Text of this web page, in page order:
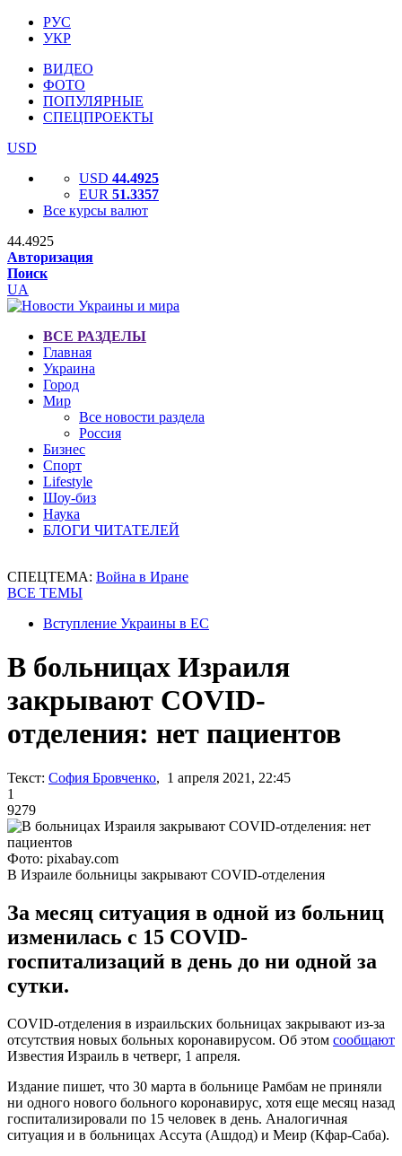
РУС
УКР
ВИДЕО
ФОТО
ПОПУЛЯРНЫЕ
СПЕЦПРОЕКТЫ
USD
USD 44.4925
EUR 51.3357
Все курсы валют
44.4925
Авторизация
Поиск
UA
ВСЕ РАЗДЕЛЫ
Главная
Украина
Город
Мир
Все новости раздела
Россия
Бизнес
Спорт
Lifestyle
Шоу-биз
Наука
БЛОГИ ЧИТАТЕЛЕЙ
СПЕЦТЕМА: Война в Иране
ВСЕ ТЕМЫ
Вступление Украины в ЕС
В больницах Израиля
закрывают COVID-
отделения: нет пациентов
Текст: София Бровченко, 1 апреля 2021, 22:45
1
9279
Фото: pixabay.com
В Израиле больницы закрывают COVID-отделения
За месяц ситуация в одной из больниц
изменилась с 15 COVID-
госпитализаций в день до ни одной за
сутки.
COVID-отделения в израильских больницах закрывают из-за
отсутствия новых больных коронавирусом. Об этом сообщают
Известия Израиль в четверг, 1 апреля.
Издание пишет, что 30 марта в больнице Рамбам не приняли
ни одного нового больного коронавирус, хотя еще месяц назад
госпитализировали по 15 человек в день. Аналогичная
ситуация и в больницах Ассута (Ашдод) и Меир (Кфар-Саба).